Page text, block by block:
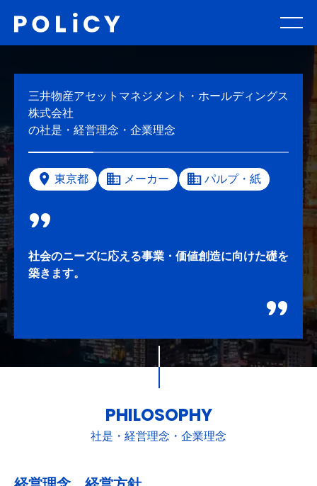
三井物産アセットマネジメント・ホールディングス
株式会社
の社是・経営理念・企業理念
東京都 メーカー パルプ・紙
社会のニーズに応える事業・価値創造に向けた礎を
築きます。
PHILOSOPHY
社是・経営理念・企業理念